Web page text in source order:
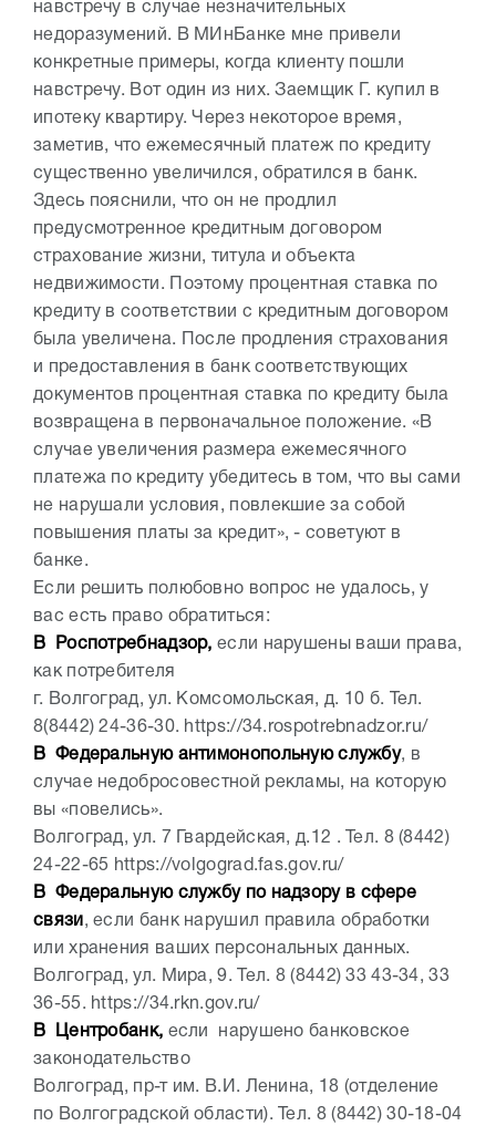
навстречу в случае незначительных
недоразумений. В МИнБанке мне привели
конкретные примеры, когда клиенту пошли
навстречу. Вот один из них. Заемщик Г. купил в
ипотеку квартиру. Через некоторое время,
заметив, что ежемесячный платеж по кредиту
существенно увеличился, обратился в банк.
Здесь пояснили, что он не продлил
предусмотренное кредитным договором
страхование жизни, титула и объекта
недвижимости. Поэтому процентная ставка по
кредиту в соответствии с кредитным договором
была увеличена. После продления страхования
и предоставления в банк соответствующих
документов процентная ставка по кредиту была
возвращена в первоначальное положение. «В
случае увеличения размера ежемесячного
платежа по кредиту убедитесь в том, что вы сами
не нарушали условия, повлекшие за собой
повышения платы за кредит», - советуют в
банке.
Если решить полюбовно вопрос не удалось, у
вас есть право обратиться:
В Роспотребнадзор, если нарушены ваши права,
как потребителя
г. Волгоград, ул. Комсомольская, д. 10 б. Тел.
8(8442) 24-36-30. https://34.rospotrebnadzor.ru/
В Федеральную антимонопольную службу, в
случае недобросовестной рекламы, на которую
вы «повелись».
Волгоград, ул. 7 Гвардейская, д.12 . Тел. 8 (8442)
24-22-65 https://volgograd.fas.gov.ru/
В Федеральную службу по надзору в сфере
связи , если банк нарушил правила обработки
или хранения ваших персональных данных.
Волгоград, ул. Мира, 9. Тел. 8 (8442) 33 43-34, 33
36-55. https://34.rkn.gov.ru/
В Центробанк, если нарушено банковское
законодательство
Волгоград, пр-т им. В.И. Ленина, 18 (отделение
по Волгоградской области). Тел. 8 (8442) 30-18-04